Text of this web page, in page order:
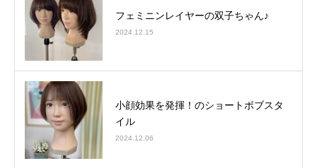
フェミニンレイヤーの双子ちゃん♪
2024.12.15
小顔効果を発揮！のショートボブスタ
イル
2024.12.06